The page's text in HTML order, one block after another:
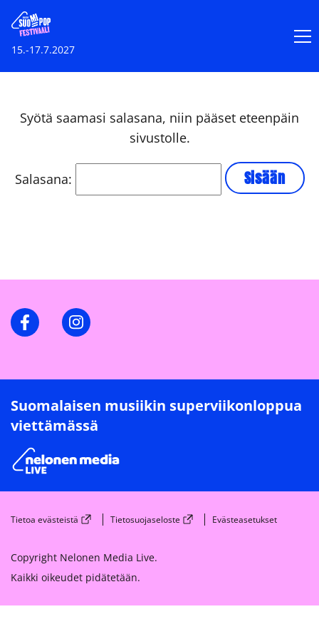
15.-17.7.2027
Syötä saamasi salasana, niin pääset eteenpäin
sivustolle.
Salasana:
FacebookInstagram
Suomalaisen musiikin superviikonloppua
viettämässä
Tietoa evästeistä Tietosuojaseloste Evästeasetukset
Copyright Nelonen Media Live.
Kaikki oikeudet pidätetään.